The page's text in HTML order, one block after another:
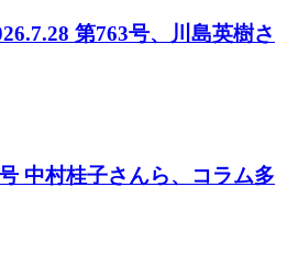
第763号、川島英樹さ
中村桂子さんら、コラム多